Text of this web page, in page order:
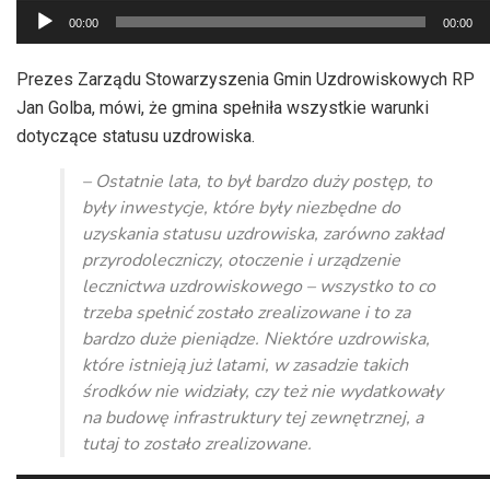
Odtwarzacz
plików
dźwiękowych
00:00 00:00
Prezes Zarządu Stowarzyszenia Gmin Uzdrowiskowych RP
Jan Golba, mówi, że gmina spełniła wszystkie warunki
dotyczące statusu uzdrowiska.
– Ostatnie lata, to był bardzo duży postęp, to
były inwestycje, które były niezbędne do
uzyskania statusu uzdrowiska, zarówno zakład
przyrodoleczniczy, otoczenie i urządzenie
lecznictwa uzdrowiskowego – wszystko to co
trzeba spełnić zostało zrealizowane i to za
bardzo duże pieniądze. Niektóre uzdrowiska,
które istnieją już latami, w zasadzie takich
środków nie widziały, czy też nie wydatkowały
na budowę infrastruktury tej zewnętrznej, a
tutaj to zostało zrealizowane.